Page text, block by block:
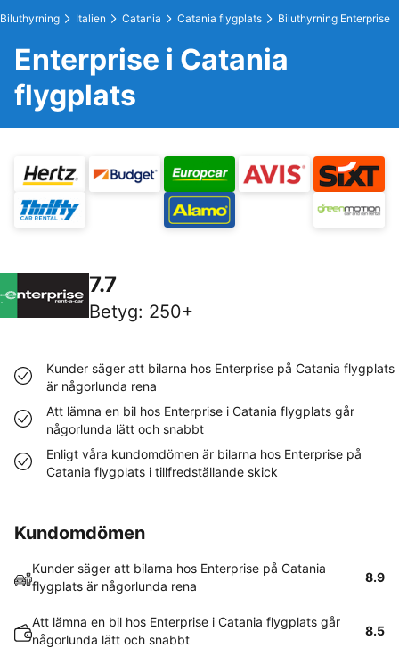
Biluthyrning Italien Catania Catania flygplats Biluthyrning Enterprise
Enterprise i Catania
flygplats
7.7
Betyg: 250+
Kunder säger att bilarna hos Enterprise på Catania flygplats
är någorlunda rena
Att lämna en bil hos Enterprise i Catania flygplats går
någorlunda lätt och snabbt
Enligt våra kundomdömen är bilarna hos Enterprise på
Catania flygplats i tillfredställande skick
Kundomdömen
Kunder säger att bilarna hos Enterprise på Catania
flygplats är någorlunda rena
8.9
Att lämna en bil hos Enterprise i Catania flygplats går
någorlunda lätt och snabbt
8.5